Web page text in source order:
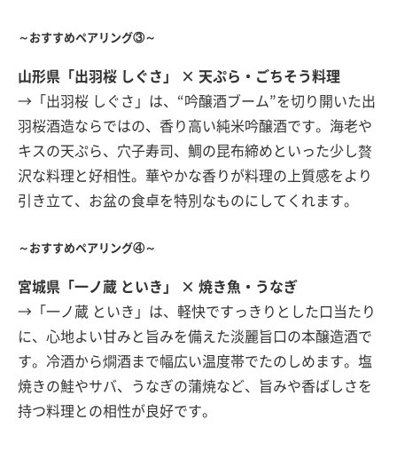
～おすすめペアリング③～
山形県「出羽桜 しぐさ」 × 天ぷら・ごちそう料理
→「出羽桜 しぐさ」は、“吟醸酒ブーム”を切り開いた出
羽桜酒造ならではの、香り高い純米吟醸酒です。海老や
キスの天ぷら、穴子寿司、鯛の昆布締めといった少し贅
沢な料理と好相性。華やかな香りが料理の上質感をより
引き立て、お盆の食卓を特別なものにしてくれます。
～おすすめペアリング④～
宮城県「一ノ蔵 といき」 × 焼き魚・うなぎ
→「一ノ蔵 といき」は、軽快ですっきりとした口当たり
に、心地よい甘みと旨みを備えた淡麗旨口の本醸造酒で
す。冷酒から燗酒まで幅広い温度帯でたのしめます。塩
焼きの鮭やサバ、うなぎの蒲焼など、旨みや香ばしさを
持つ料理との相性が良好です。